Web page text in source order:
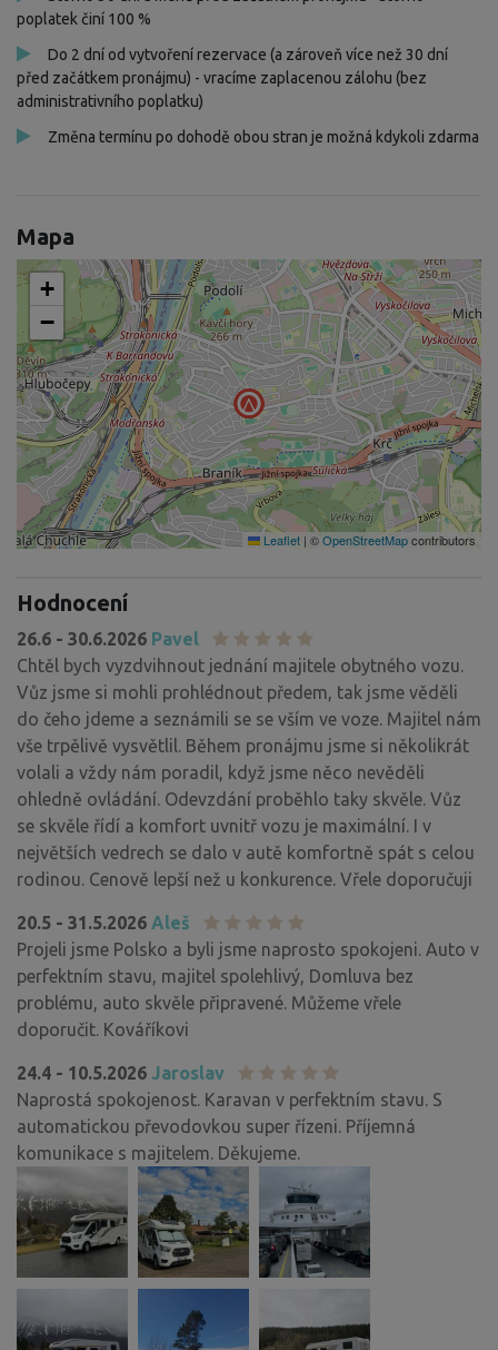
poplatek činí 100 %
Do 2 dní od vytvoření rezervace (a zároveň více než 30 dní
před začátkem pronájmu) - vracíme zaplacenou zálohu (bez
administrativního poplatku)
Změna termínu po dohodě obou stran je možná kdykoli zdarma
Mapa
+
−
Leaflet | ©OpenStreetMapcontributors
Hodnocení
26.6 - 30.6.2026 Pavel
Chtěl bych vyzdvihnout jednání majitele obytného vozu.
Vůz jsme si mohli prohlédnout předem, tak jsme věděli
do čeho jdeme a seznámili se se vším ve voze. Majitel nám
vše trpělivě vysvětlil. Během pronájmu jsme si několikrát
volali a vždy nám poradil, když jsme něco nevěděli
ohledně ovládání. Odevzdání proběhlo taky skvěle. Vůz
se skvěle řídí a komfort uvnitř vozu je maximální. I v
největších vedrech se dalo v autě komfortně spát s celou
rodinou. Cenově lepší než u konkurence. Vřele doporučuji
20.5 - 31.5.2026 Aleš
Projeli jsme Polsko a byli jsme naprosto spokojeni. Auto v
perfektním stavu, majitel spolehlivý, Domluva bez
problému, auto skvěle připravené. Můžeme vřele
doporučit. Kováříkovi
24.4 - 10.5.2026 Jaroslav
Naprostá spokojenost. Karavan v perfektním stavu. S
automatickou převodovkou super řízeni. Příjemná
komunikace s majitelem. Děkujeme.